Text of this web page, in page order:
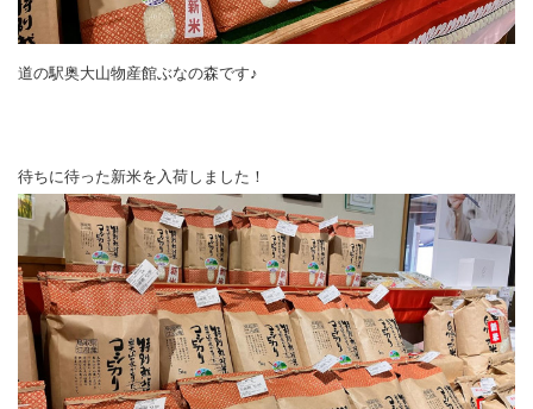
道の駅奥大山物産館ぶなの森です♪
待ちに待った新米を入荷しました！